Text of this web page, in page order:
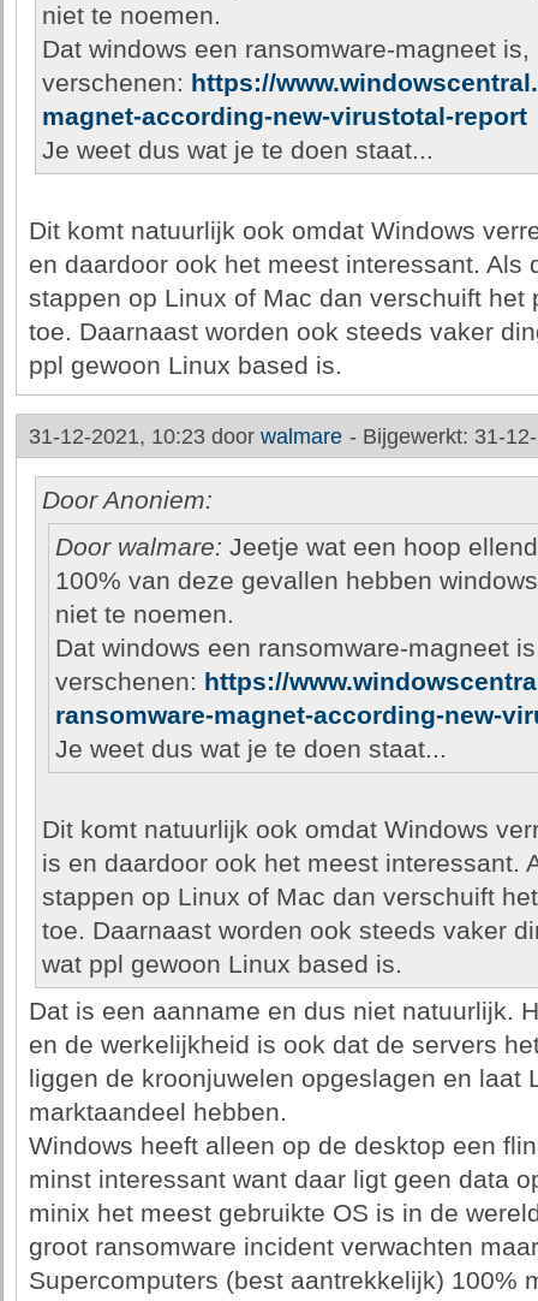
niet te noemen.
Dat windows een ransomware-magneet
verschenen: https://
magnet-according-new-virustotal-report
Je weet dus wat je te doen staat...
Dit komt natuurlijk ook omdat Windows
en daardoor ook het meest interessant. Als
stappen op Linux of Mac dan verschuift het
toe. Daarnaast worden ook steeds vaker
ppl gewoon Linux based is.
31-12-2021, 10:23 door walmare - Bijgewerkt: 31-
Door Anoniem:
Door walmare: Jeetje wat een hoop
100% van deze gevallen hebben
niet te noemen.
Dat windows een ransomware-magneet
verschenen: https://
ransomware-magnet-according-new-
Je weet dus wat je te doen staat...
Dit komt natuurlijk ook omdat Windows
is en daardoor ook het meest interessant.
stappen op Linux of Mac dan verschuift
toe. Daarnaast worden ook steeds vaker
wat ppl gewoon Linux based is.
Dat is een aanname en dus niet natuurlijk.
en de werkelijkheid is ook dat de servers
liggen de kroonjuwelen opgeslagen en laat
marktaandeel hebben.
Windows heeft alleen op de desktop een
minst interessant want daar ligt geen data
minix het meest gebruikte OS is in de
groot ransomware incident verwachten
Supercomputers (best aantrekkelijk) 100%